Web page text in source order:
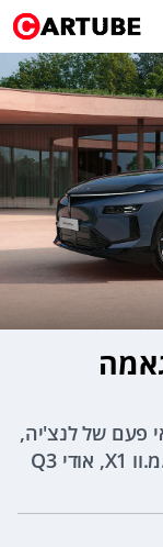
פעם של לנצ'יה,
דגם המכוון להתחרות מול דגמים כגון ב.מ.וו X1, אודי Q3